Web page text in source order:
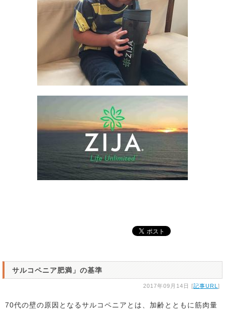
サルコペニア肥満」の基準
2017年09月14日 [記事URL ]
70代の壁の原因となるサルコペニアとは、加齢とともに筋肉量